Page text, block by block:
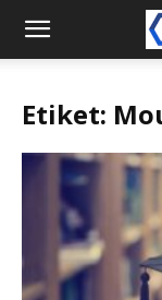
Blockchain
Etiket: